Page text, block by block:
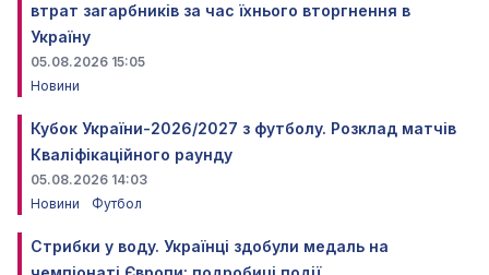
втрат загарбників за час їхнього вторгнення в
Україну
05.08.2026 15:05
Новини
Кубок України-2026/2027 з футболу. Розклад матчів
Кваліфікаційного раунду
05.08.2026 14:03
Новини
Футбол
Стрибки у воду. Українці здобули медаль на